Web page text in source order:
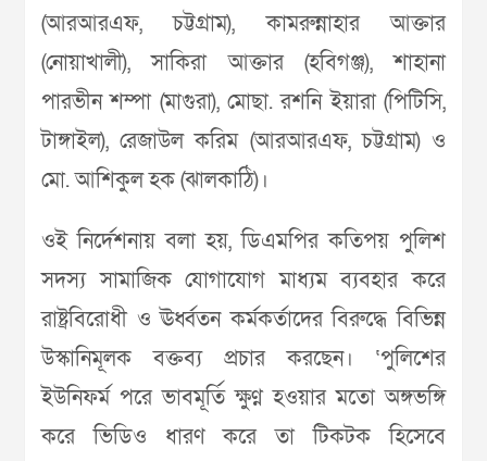
(আরআরএফ, চট্টগ্রাম), কামরুন্নাহার আক্তার
(নোয়াখালী), সাকিরা আক্তার (হবিগঞ্জ), শাহানা
পারভীন শম্পা (মাগুরা), মোছা. রশনি ইয়ারা (পিটিসি,
টাঙ্গাইল), রেজাউল করিম (আরআরএফ, চট্টগ্রাম) ও
মো. আশিকুল হক (ঝালকাঠি)।
ওই নির্দেশনায় বলা হয়, ডিএমপির কতিপয় পুলিশ
সদস্য সামাজিক যোগাযোগ মাধ্যম ব্যবহার করে
রাষ্ট্রবিরোধী ও ঊর্ধ্বতন কর্মকর্তাদের বিরুদ্ধে বিভিন্ন
উস্কানিমূলক বক্তব্য প্রচার করছেন। ‘পুলিশের
ইউনিফর্ম পরে ভাবমূর্তি ক্ষুণ্ন হওয়ার মতো অঙ্গভঙ্গি
করে ভিডিও ধারণ করে তা টিকটক হিসেবে